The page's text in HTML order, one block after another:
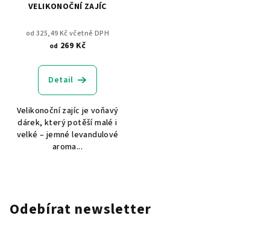
VELIKONOČNÍ ZAJÍC
od 325,49 Kč včetně DPH
od 269 Kč
Detail
Velikonoční zajíc je voňavý
dárek, který potěší malé i
velké – jemné levandulové
aroma...
Odebírat newsletter